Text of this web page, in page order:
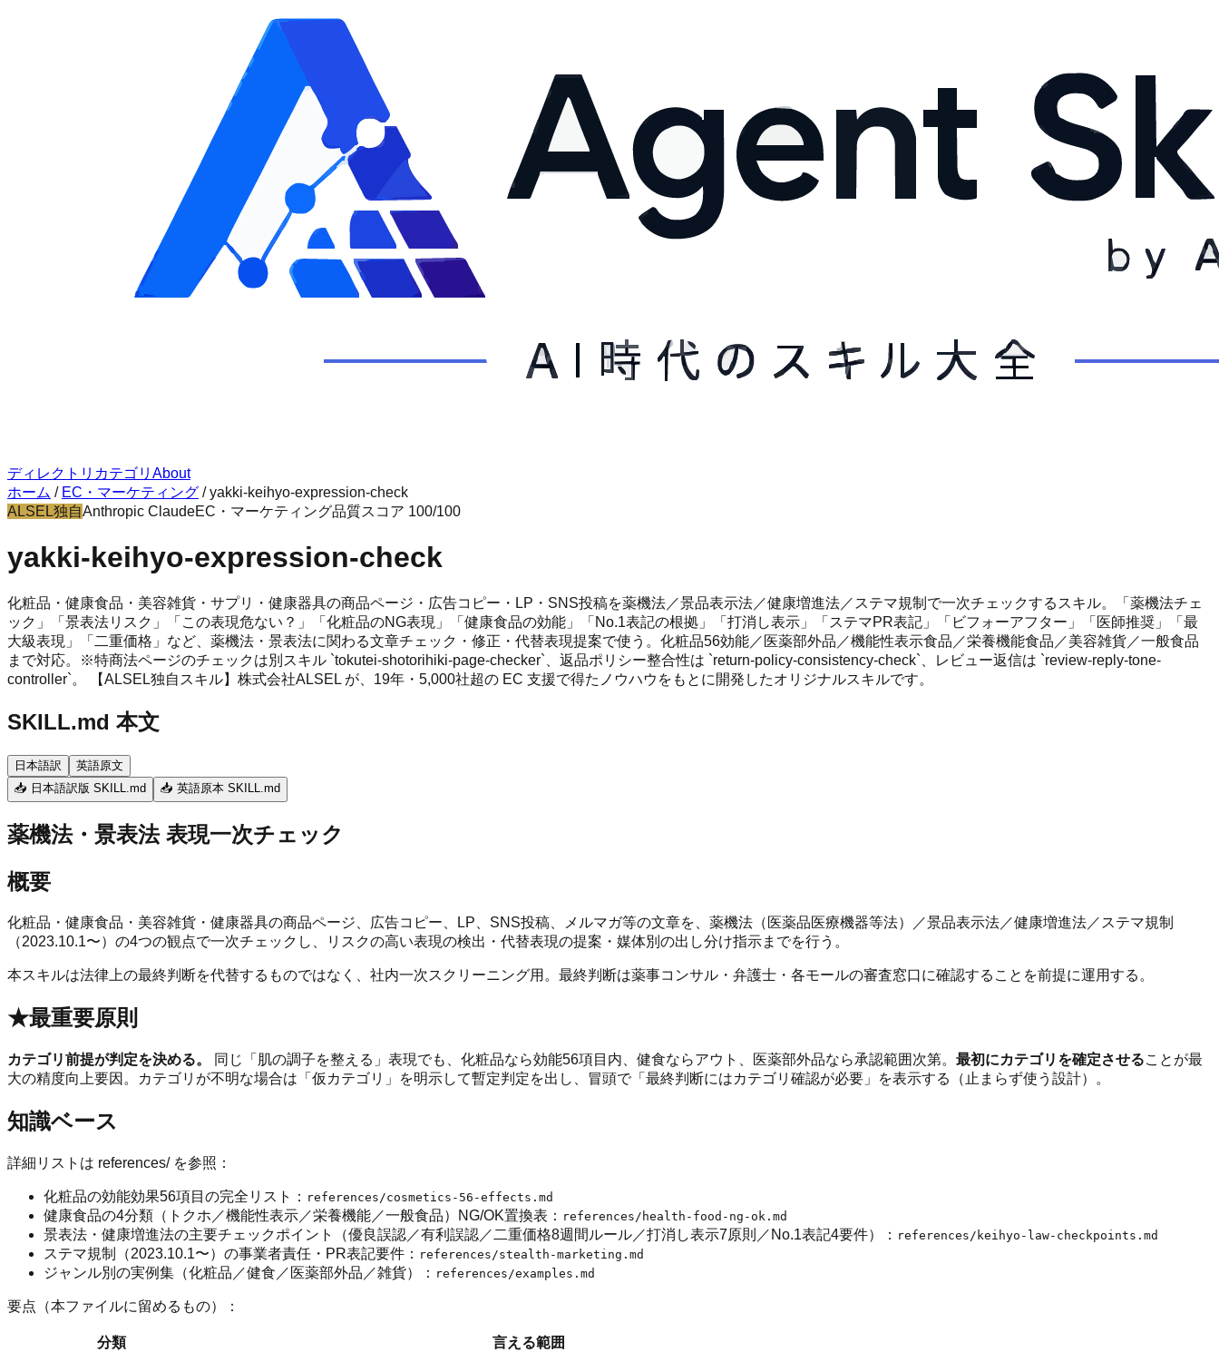
ディレクトリ カテゴリ About
ホーム / EC・マーケティング /yakki-keihyo-expression-check
ALSEL独自Anthropic ClaudeEC・マーケティング品質スコア 100/100
yakki-keihyo-expression-check
化粧品・健康食品・美容雑貨・サプリ・健康器具の商品ページ・広告コピー・LP・SNS投稿を薬機法／景品表示法／健康増進法／ステマ規制で一次チェックするスキル。「薬機法チェ
ック」「景表法リスク」「この表現危ない？」「化粧品のNG表現」「健康食品の効能」「No.1表記の根拠」「打消し表示」「ステマPR表記」「ビフォーアフター」「医師推奨」「最
大級表現」「二重価格」など、薬機法・景表法に関わる文章チェック・修正・代替表現提案で使う。化粧品56効能／医薬部外品／機能性表示食品／栄養機能食品／美容雑貨／一般食品
まで対応。※特商法ページのチェックは別スキル `tokutei-shotorihiki-page-checker`、返品ポリシー整合性は `return-policy-consistency-check`、レビュー返信は `review-reply-tone-
controller`。 【ALSEL独自スキル】株式会社ALSEL が、19年・5,000社超の EC 支援で得たノウハウをもとに開発したオリジナルスキルです。
SKILL.md 本文
日本語訳
英語原文
📥 日本語訳版 SKILL.md
📥 英語原本 SKILL.md
薬機法・景表法 表現一次チェック
概要
化粧品・健康食品・美容雑貨・健康器具の商品ページ、広告コピー、LP、SNS投稿、メルマガ等の文章を、薬機法（医薬品医療機器等法）／景品表示法／健康増進法／ステマ規制
（2023.10.1〜）の4つの観点で一次チェックし、リスクの高い表現の検出・代替表現の提案・媒体別の出し分け指示までを行う。
本スキルは法律上の最終判断を代替するものではなく、社内一次スクリーニング用。最終判断は薬事コンサル・弁護士・各モールの審査窓口に確認することを前提に運用する。
★最重要原則
カテゴリ前提が判定を決める。 同じ「肌の調子を整える」表現でも、化粧品なら効能56項目内、健食ならアウト、医薬部外品なら承認範囲次第。 最初にカテゴリを確定させることが最
大の精度向上要因。カテゴリが不明な場合は「仮カテゴリ」を明示して暫定判定を出し、冒頭で「最終判断にはカテゴリ確認が必要」を表示する（止まらず使う設計）。
知識ベース
詳細リストは references/ を参照：
化粧品の効能効果56項目の完全リスト： references/cosmetics-56-effects.md
健康食品の4分類（トクホ／機能性表示／栄養機能／一般食品）NG/OK置換表： references/health-food-ng-ok.md
景表法・健康増進法の主要チェックポイント（優良誤認／有利誤認／二重価格8週間ルール／打消し表示7原則／No.1表記4要件）： references/keihyo-law-checkpoints.md
ステマ規制（2023.10.1〜）の事業者責任・PR表記要件： references/stealth-marketing.md
ジャンル別の実例集（化粧品／健食／医薬部外品／雑貨）： references/examples.md
要点（本ファイルに留めるもの）：
分類
言える範囲